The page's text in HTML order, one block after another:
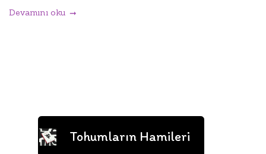
Devamını oku
Tohumların Hamileri